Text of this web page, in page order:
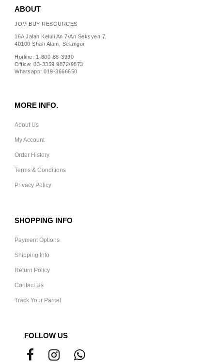
ABOUT
JOM BUY RESOURCES
16A Jalan Keluli An 7/An Seksyen 7,
40100 Shah Alam, Selangor
Hotline: 1-800-88-3990
Office: 03-3359 9872/9873
Whatsapp: 019-3666650
MORE INFO.
About Us
My Account
Order History
Terms & Conditions
Privacy Policy
SHOPPING INFO
Payment Options
Shipping Info
Return Policy
Contact Us
Track Your Parcel
FOLLOW US